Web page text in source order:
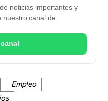
noticias importantes y
nuestro canal de
Empleo